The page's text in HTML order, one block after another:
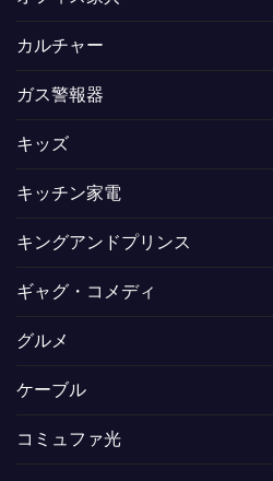
カルチャー
ガス警報器
キッズ
キッチン家電
キングアンドプリンス
ギャグ・コメディ
グルメ
ケーブル
コミュファ光